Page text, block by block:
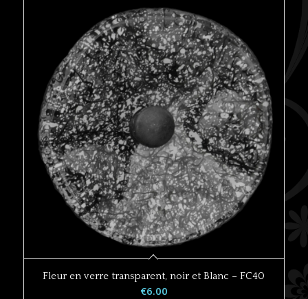
Fleur en verre transparent, noir et Blanc – FC40
€6.00